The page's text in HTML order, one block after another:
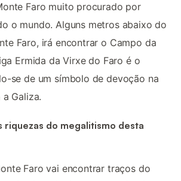
Faro muito procurado por
o mundo. Alguns metros abaixo do
Faro, irá encontrar o Campo da
Ermida da Virxe do Faro é o
se de um símbolo de devoção na
Galiza.
riquezas do megalitismo desta
Faro vai encontrar traços do